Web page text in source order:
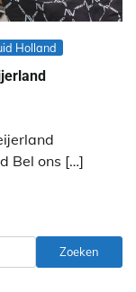
Holland
Bel ons […]
Zoeken